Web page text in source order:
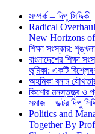
সম্পর্ক – দিপু সিদ্দিকী
Radical
New Horizons
শিক্ষা সংস্কার:
বাংলাদেশের শিক্ষা
ভূমিকা: একটি
অহমিকা বনাম
কিশোর মনস্তত্ত্ব ও
সমাজ – ডক্টর দিপু
Politics and
Together By